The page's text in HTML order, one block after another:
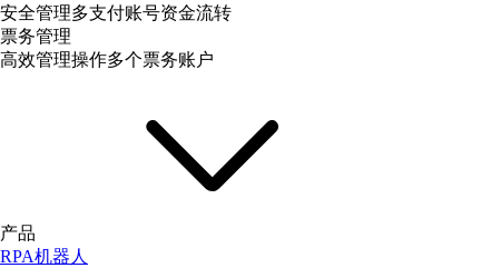
安全管理多支付账号资金流转
票务管理
高效管理操作多个票务账户
产品
RPA机器人